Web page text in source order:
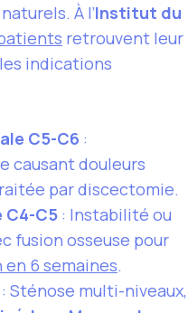
À l’Institut du
retrouvent leur
indications
C5-C6 :
causant douleurs
par discectomie.
C4-C5 : Instabilité ou
fusion osseuse pour
6 semaines.
: Sténose multi-niveaux,